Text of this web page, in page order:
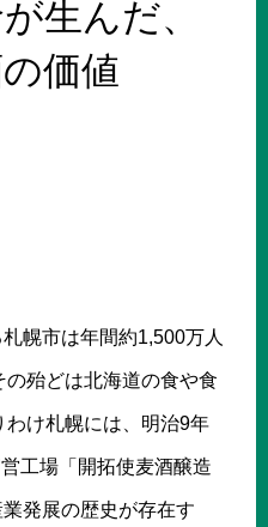
生んだ、
価値
幌市は年間約1,500万人
殆どは北海道の食や食
け札幌には、明治9年
工場「開拓使麦酒醸造
発展の歴史が存在す